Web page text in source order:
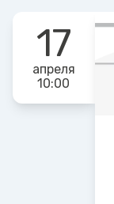
17
апреля
10:00